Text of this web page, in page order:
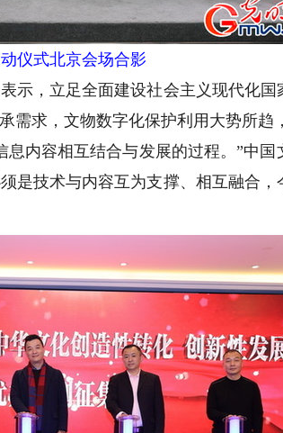
仪式北京会场合影
，立足全面建设社会主义现代化国
求，文物数字化保护利用大势所趋
内容相互结合与发展的过程。”中国
是技术与内容互为支撑、相互融合